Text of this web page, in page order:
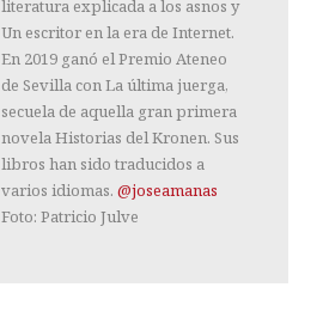
literatura explicada a los asnos y
Un escritor en la era de Internet.
En 2019 ganó el Premio Ateneo
de Sevilla con La última juerga,
secuela de aquella gran primera
novela Historias del Kronen. Sus
libros han sido traducidos a
varios idiomas. @joseamanas
Foto: Patricio Julve